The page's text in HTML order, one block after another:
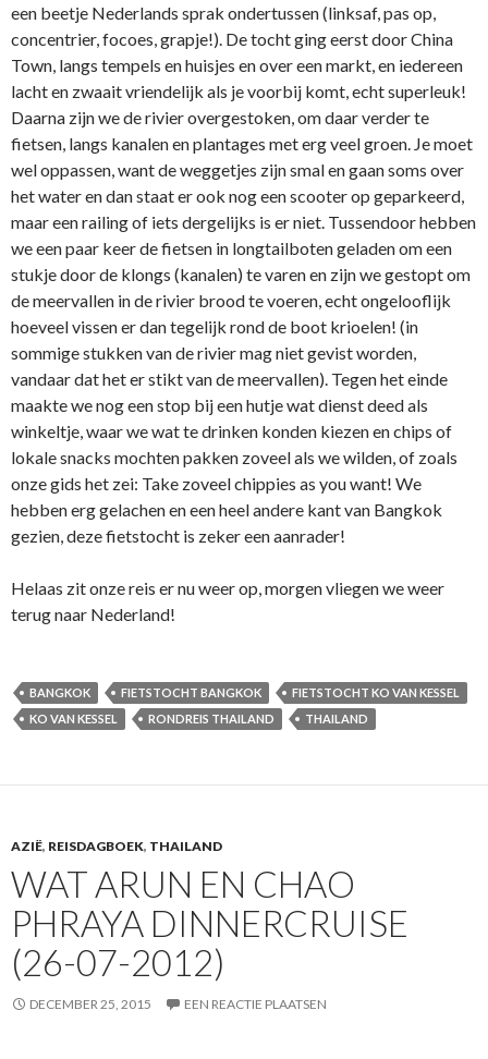
een beetje Nederlands sprak ondertussen (linksaf, pas op,
concentrier, focoes, grapje!). De tocht ging eerst door China
Town, langs tempels en huisjes en over een markt, en iedereen
lacht en zwaait vriendelijk als je voorbij komt, echt superleuk!
Daarna zijn we de rivier overgestoken, om daar verder te
fietsen, langs kanalen en plantages met erg veel groen. Je moet
wel oppassen, want de weggetjes zijn smal en gaan soms over
het water en dan staat er ook nog een scooter op geparkeerd,
maar een railing of iets dergelijks is er niet. Tussendoor hebben
we een paar keer de fietsen in longtailboten geladen om een
stukje door de klongs (kanalen) te varen en zijn we gestopt om
de meervallen in de rivier brood te voeren, echt ongelooflijk
hoeveel vissen er dan tegelijk rond de boot krioelen! (in
sommige stukken van de rivier mag niet gevist worden,
vandaar dat het er stikt van de meervallen). Tegen het einde
maakte we nog een stop bij een hutje wat dienst deed als
winkeltje, waar we wat te drinken konden kiezen en chips of
lokale snacks mochten pakken zoveel als we wilden, of zoals
onze gids het zei: Take zoveel chippies as you want! We
hebben erg gelachen en een heel andere kant van Bangkok
gezien, deze fietstocht is zeker een aanrader!
Helaas zit onze reis er nu weer op, morgen vliegen we weer
terug naar Nederland!
BANGKOK FIETSTOCHT BANGKOK
FIETSTOCHT KO VAN KESSEL
KO VAN KESSEL
RONDREIS THAILAND THAILAND
AZIË, REISDAGBOEK, THAILAND
WAT ARUN EN CHAO
PHRAYA DINNERCRUISE
(26-07-2012)
DECEMBER 25, 2015 EEN REACTIE PLAATSEN